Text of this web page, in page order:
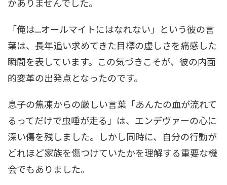
「俺は...オールマイトにはなれない」という彼の言
葉は、長年追い求めてきた目標の虚しさを痛感した
瞬間を表しています。この気づきこそが、彼の内面
的変革の出発点となったのです。
息子の焦凍からの厳しい言葉「あんたの血が流れて
るってだけで虫唾が走る」は、エンデヴァーの心に
深い傷を残しました。しかし同時に、自分の行動が
どれほど家族を傷つけていたかを理解する重要な機
会でもありました。